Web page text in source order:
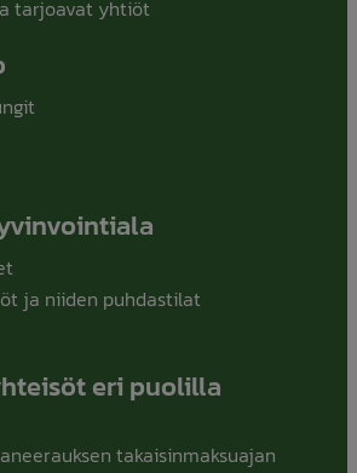
tarjoavat yhtiöt
ja niiden puhdastilat
eri puolilla
takaisinmaksuajan